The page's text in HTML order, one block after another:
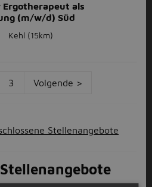
Ergotherapeut als
(m/w/d) Süd
Kehl (15km)
3 Volgende >
Stellenangebote